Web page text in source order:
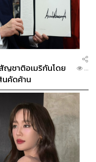
ญชาติอเมริกันโดย
คัดค้าน
...